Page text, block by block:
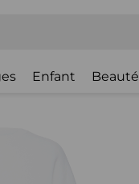
Enfant Beauté